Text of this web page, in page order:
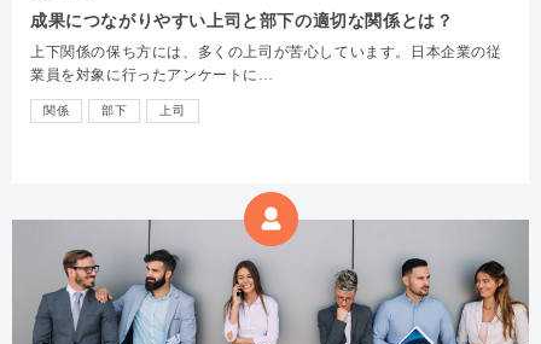
成果につながりやすい上司と部下の適切な関係とは？
上下関係の保ち方には、多くの上司が苦心しています。日本企業の従
業員を対象に行ったアンケートに…
関係 部下 上司